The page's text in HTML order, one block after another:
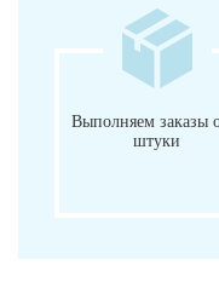
Выполняем заказы
штуки